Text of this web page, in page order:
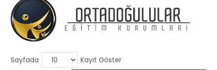
e
f
t
Sayfada
Kayıt Göster